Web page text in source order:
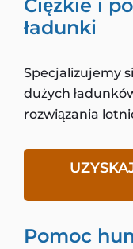
Ciężkie i
ładunki
Specjalizujemy
dużych
rozwiązania
Pomoc